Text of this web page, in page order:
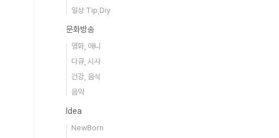
일상 Tip,Diy
문화방송
영화, 애니
다큐, 시사
건강, 음식
음악
Idea
NewBorn